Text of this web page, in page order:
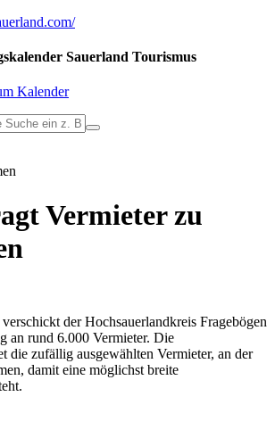
Sauerland Tourismus
Kalender
Vermieter zu
der Hochsauerlandkreis Fragebögen
an rund 6.000 Vermieter. Die
die zufällig ausgewählten Vermieter, an der
damit eine möglichst breite